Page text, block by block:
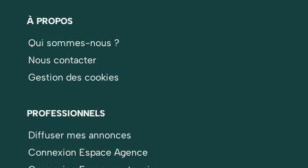
À PROPOS
Qui sommes-nous ?
Nous contacter
Gestion des cookies
PROFESSIONNELS
Diffuser mes annonces
Connexion Espace Agence